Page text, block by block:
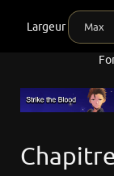
Largeur